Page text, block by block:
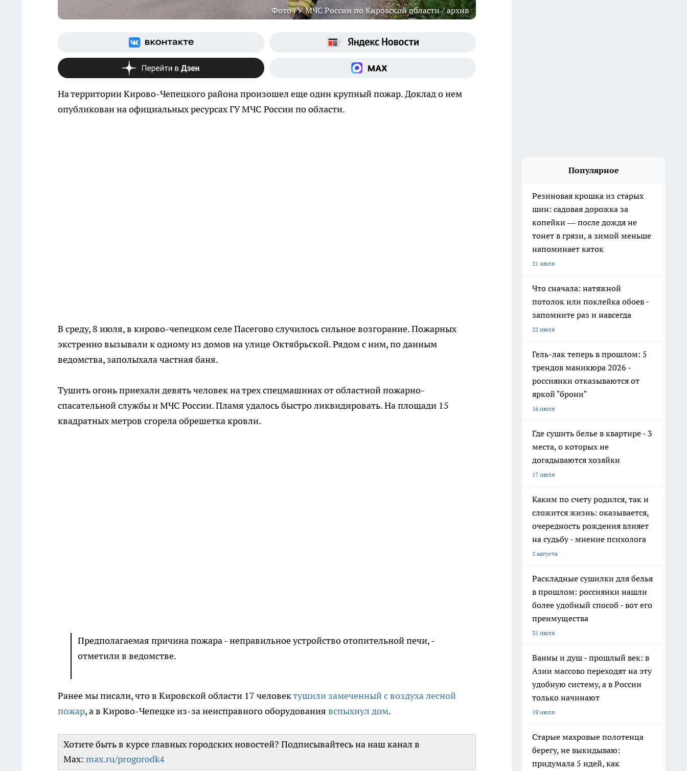
Фото ГУ МЧС России по Кировской области / архив
На территории Кирово-Чепецкого района произошел еще один крупный пожар. Доклад о нем
опубликован на официальных ресурсах ГУ МЧС России по области.
В среду, 8 июля, в кирово-чепецком селе Пасегово случилось сильное возгорание. Пожарных
экстренно вызывали к одному из домов на улице Октябрьской. Рядом с ним, по данным
ведомства, заполыхала частная баня.
Тушить огонь приехали девять человек на трех спецмашинах от областной пожарно-
спасательной службы и МЧС России. Пламя удалось быстро ликвидировать. На площади 15
квадратных метров сгорела обрешетка кровли.
Предполагаемая причина пожара - неправильное устройство отопительной печи, -
отметили в ведомстве.
Ранее мы писали, что в Кировской области 17 человектушили замеченный с воздуха лесной
пожар, а в Кирово-Чепецке из-за неисправного оборудования вспыхнул дом.
Хотите быть в курсе главных городских новостей? Подписывайтесь на наш канал в
Max: max.ru/progorodk4
Популярное
Резиновая крошка из старых
шин: садовая дорожка за
копейки — после дождя не
тонет в грязи, а зимой меньше
напоминает каток
21 июля
Что сначала: натяжной
потолок или поклейка обоев -
запомните раз и навсегда
22 июля
Гель-лак теперь в прошлом: 5
трендов маникюра 2026 -
россиянки отказываются от
яркой "брони"
16 июля
Где сушить белье в квартире - 3
места, о которых не
догадываются хозяйки
17 июля
Каким по счету родился, так и
сложится жизнь: оказывается,
очередность рождения влияет
на судьбу - мнение психолога
2 августа
Раскладные сушилки для белья
в прошлом: россиянки нашли
более удобный способ - вот его
преимущества
31 июля
Ванны и душ - прошлый век: в
Азии массово переходят на эту
удобную систему, а в России
только начинают
19 июля
Старые махровые полотенца
берегу, не выкидываю:
придумала 5 идей, как